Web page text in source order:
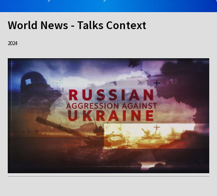
World News - Talks Context
2024